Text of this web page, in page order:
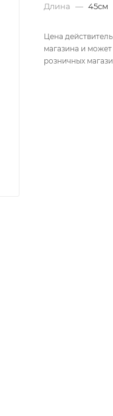
Длина — 45см
Цена
магазина и может
розничных